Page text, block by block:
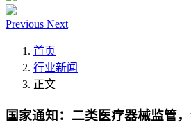
Previous Next
首页
行业新闻
正文
国家通知：二类医疗器械监管